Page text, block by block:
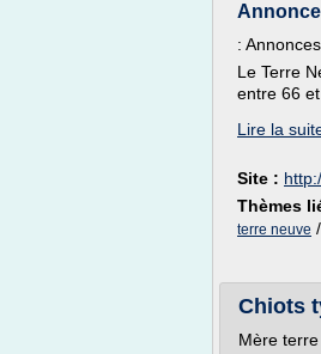
:
Le Terre
entre 66 et
Lire la
Site :
Thèmes
terre neuve /
Chiots
Mère